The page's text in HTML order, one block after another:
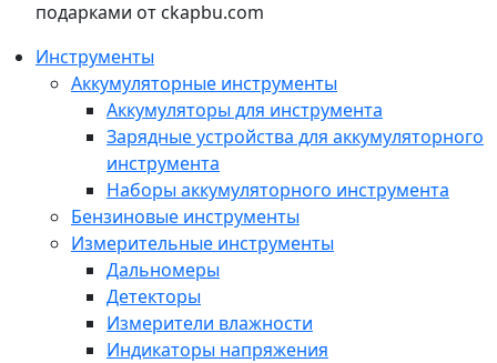
подарками от ckapbu.com
Инструменты
Аккумуляторные инструменты
Аккумуляторы для инструмента
Зарядные устройства для аккумуляторного
инструмента
Наборы аккумуляторного инструмента
Бензиновые инструменты
Измерительные инструменты
Дальномеры
Детекторы
Измерители влажности
Индикаторы напряжения